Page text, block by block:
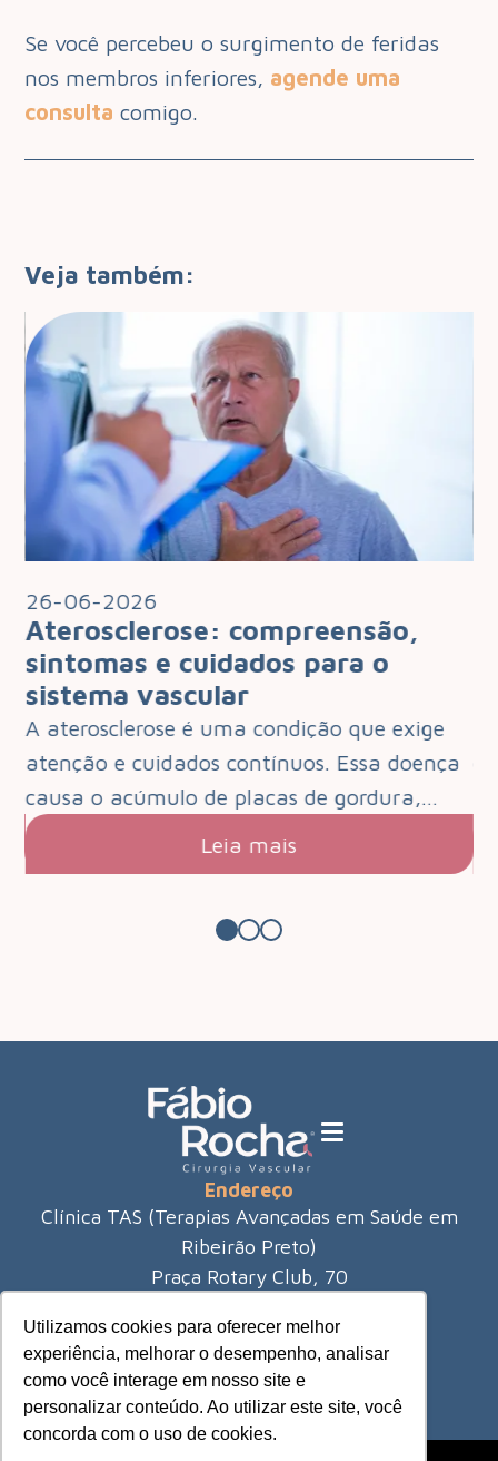
Utilizamos cookies para oferecer melhor
experiência, melhorar o desempenho, analisar
como você interage em nosso site e
personalizar conteúdo. Ao utilizar este site, você
concorda com o uso de cookies.
Se você percebeu o surgimento de feridas
nos membros inferiores, agende uma
consulta comigo.
Veja também:
26-06-2026
Aterosclerose: compreensão,
sintomas e cuidados para o
sistema vascular
A aterosclerose é uma condição que exige
atenção e cuidados contínuos. Essa doença
causa o acúmulo de placas de gordura,…
Leia mais
Endereço
Clínica TAS (Terapias Avançadas em Saúde em
Ribeirão Preto)
Praça Rotary Club, 70
(16) 3421-8980